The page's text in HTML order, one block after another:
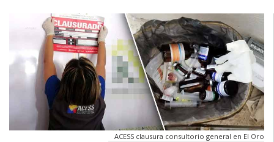
ACESS clausura consultorio general en El Oro